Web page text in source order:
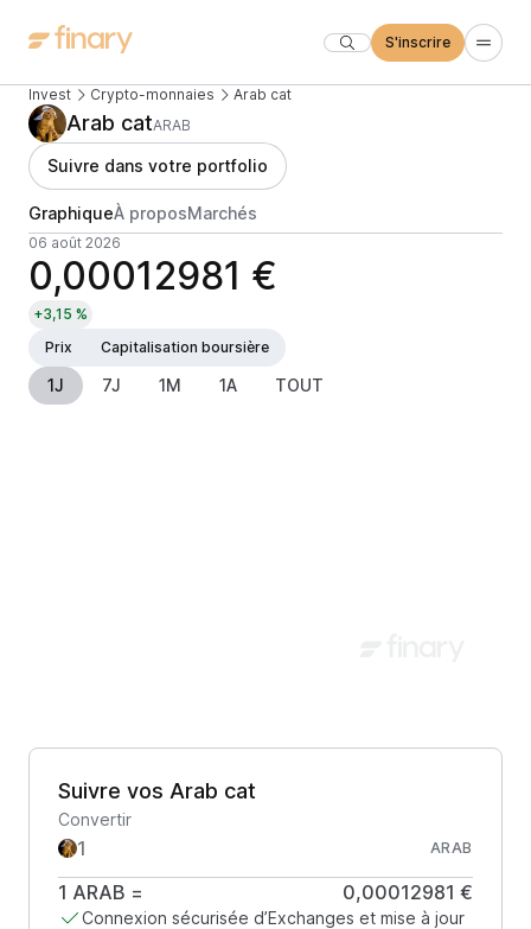
S'inscrire
Invest Crypto-monnaies Arab cat
Arab catARAB
Suivre dans votre portfolio
GraphiqueÀ proposMarchés
06 août 2026
0,00012981 €
+3,15 %
Prix
Capitalisation boursière
1J 7J 1M 1A TOUT
Suivre vos Arab cat
Convertir
ARAB
1 ARAB = 0,00012981 €
Connexion sécurisée d’Exchanges et mise à jour